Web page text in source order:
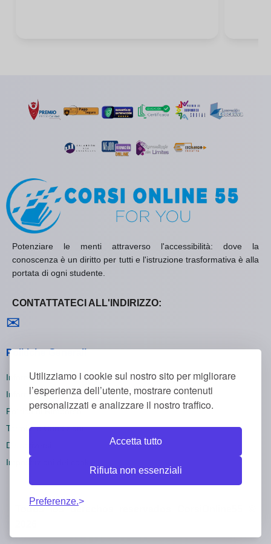
Utilizziamo i cookie sul nostro sito per migliorare
l’esperienza dell’utente, mostrare contenuti
personalizzati e analizzare il nostro traffico.
Accetta tutto
Rifiuta non essenziali
Preferenze.
Potenziare le menti attraverso l'accessibilità: dove la
conoscenza è un diritto per tutti e l'istruzione trasformativa è alla
portata di ogni studente.
CONTATTATECI ALL'INDIRIZZO:
✉
Politiche Generali
Informativa sulla Privacy
Informativa sui Cookie
Politica di Rimborso
Termini e Condizioni
Disiscriversi
Impostazioni dei cookie
Todos los derechos reservados CorsiOnline55 ©